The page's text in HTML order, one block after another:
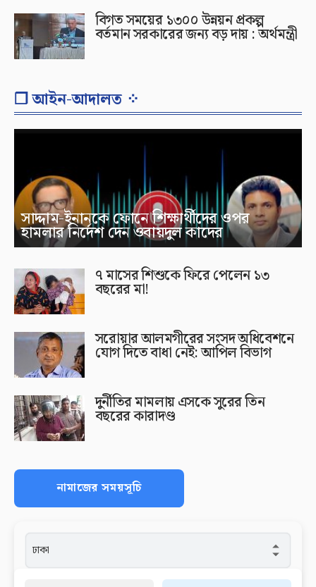
বিগত সময়ের ১৩০০ উন্নয়ন প্রকল্প
বর্তমান সরকারের জন্য বড় দায় : অর্থমন্ত্রী
❐ আইন-আদালত ⁘
সাদ্দাম-ইনানকে ফোনে শিক্ষার্থীদের ওপর
হামলার নির্দেশ দেন ওবায়দুল কাদের
৭ মাসের শিশুকে ফিরে পেলেন ১৩
বছরের মা!
সরোয়ার আলমগীরের সংসদ অধিবেশনে
যোগ দিতে বাধা নেই: আপিল বিভাগ
দুর্নীতির মামলায় এসকে সুরের তিন
বছরের কারাদণ্ড
নামাজের সময়সূচি